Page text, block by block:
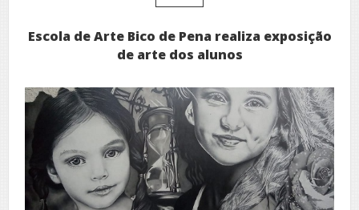
Escola de Arte Bico de Pena realiza exposição
de arte dos alunos